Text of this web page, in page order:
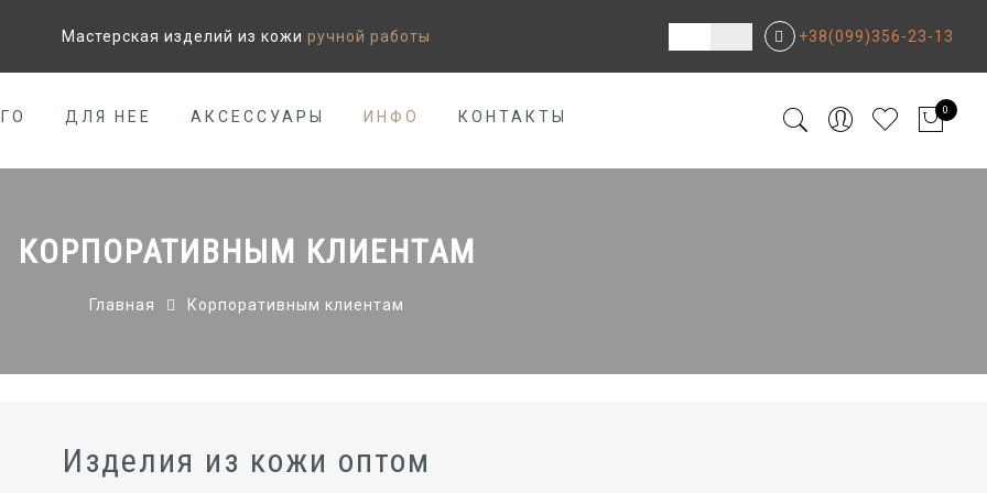
Мастерская изделий из кожиручной работы +38(099)356-23-13
ДЛЯ НЕЕ АКСЕССУАРЫ ИНФО КОНТАКТЫ 0
КОРПОРАТИВНЫМ КЛИЕНТАМ
Главная Корпоративным клиентам
Изделия из кожи оптом